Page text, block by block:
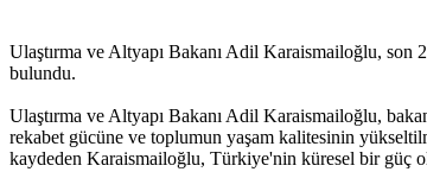
Ulaştırma ve Altyapı Bakanı Adil Karaismailoğlu, son
bulundu.
Ulaştırma ve Altyapı Bakanı Adil Karaismailoğlu,
rekabet gücüne ve toplumun yaşam kalitesinin
kaydeden Karaismailoğlu, Türkiye'nin küresel bir güç